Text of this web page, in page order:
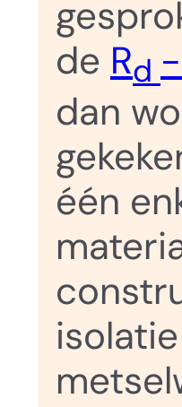
de Rd
dan
één